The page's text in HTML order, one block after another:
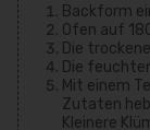
Backform
Ofen auf
Die
Die
Mit einem
Zutaten
Kleinere